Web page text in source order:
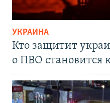
УКРАИНА
Кто защитит
о ПВО становится